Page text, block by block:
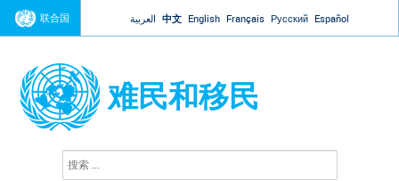
Jump to navigation
联合国 العربية 中文 English Français Русский Español
难民和移民
搜
索